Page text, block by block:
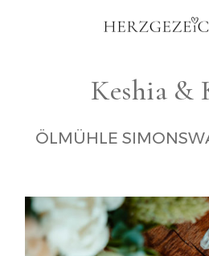
Keshia &
ÖLMÜHLE
PORTFOLIO
GALERIE